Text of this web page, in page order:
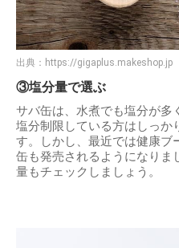
出典： https://gigaplus.makeshop.jp
③塩分量で選ぶ
サバ缶は、水煮でも塩分が多
塩分制限している方はしっか
す。しかし、最近では健康ブ
缶も発売されるようになりま
量もチェックしましょう。